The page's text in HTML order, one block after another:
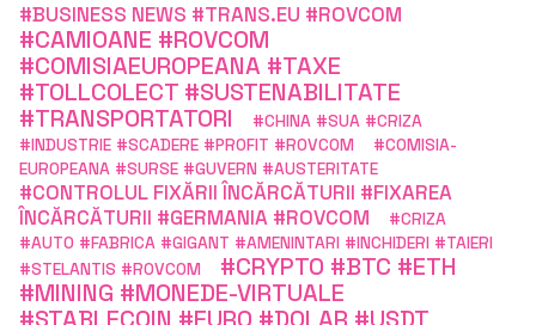
#BUSINESS NEWS #TRANS.EU #ROVCOM
#CAMIOANE #ROVCOM
#COMISIAEUROPEANA #TAXE
#TOLLCOLECT #SUSTENABILITATE
#TRANSPORTATORI
#CHINA #SUA #CRIZA
#INDUSTRIE #SCADERE #PROFIT #ROVCOM
#COMISIA-
EUROPEANA #SURSE #GUVERN #AUSTERITATE
#CONTROLUL FIXĂRII ÎNCĂRCĂTURII #FIXAREA
ÎNCĂRCĂTURII #GERMANIA #ROVCOM
#CRIZA
#AUTO #FABRICA #GIGANT #AMENINTARI #INCHIDERI #TAIERI
#STELANTIS #ROVCOM
#CRYPTO #BTC #ETH
#MINING #MONEDE-VIRTUALE